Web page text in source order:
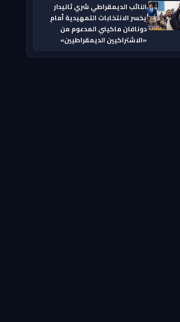
النائب الديمقراطي شري ثانيدار
يخسر الانتخابات التمهيدية أمام
دونافان ماكيني المدعوم من
«الاشتراكيين الديمقراطيين»